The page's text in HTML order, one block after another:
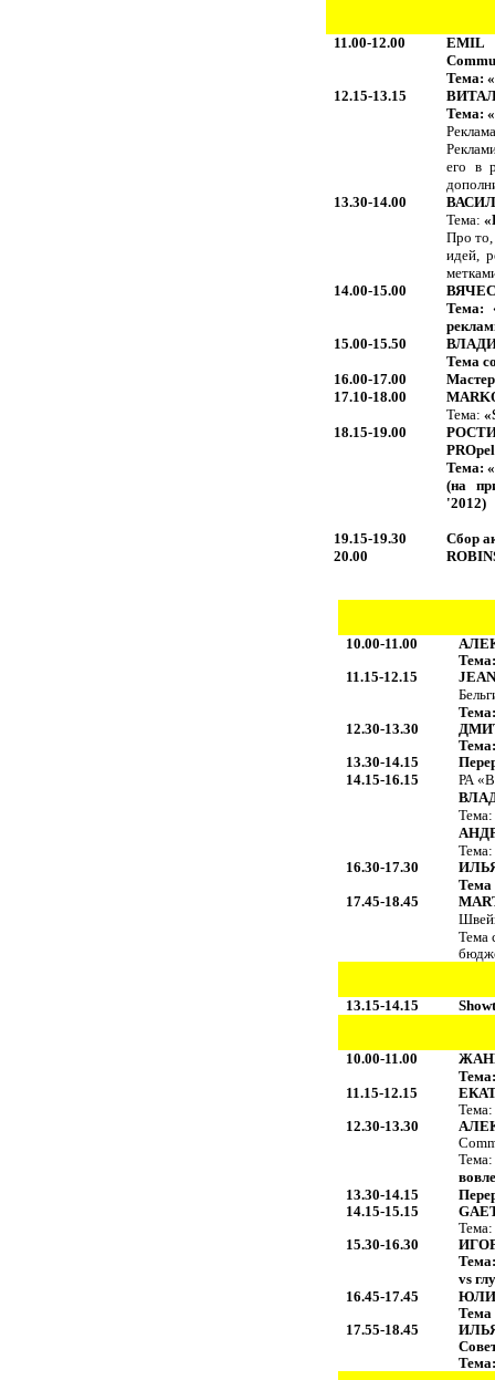
11.00-12.00
EMIL
Тема:
12.15-13.15
Тема:
его в
13.30-14.00
Тема:
Про то,
идей,
14.00-15.00
Тема:
15.00-15.50
Тема
16.00-17.00
17.10-18.00
Тема:«
18.15-19.00
Тема:
(на
'2012)
19.15-19.30
Сбор
20.00
10.00-11.00
11.15-12.15
12.30-13.30
13.30-14.15
14.15-16.15
РА
Тема:
Тема:
16.30-17.30
Тема
17.45-18.45
Тема
13.15-14.15
10.00-11.00
11.15-12.15
Тема:
12.30-13.30
Тема
13.30-14.15
14.15-15.15
15.30-16.30
vs
16.45-17.45
Тема
17.55-18.45